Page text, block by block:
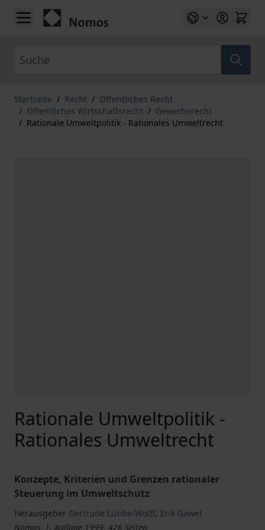
Zum Inhalt springen
Startseite / Recht / Öffentliches Recht
/ Öffentliches Wirtschaftsrecht / Gewerberecht
/ Rationale Umweltpolitik - Rationales Umweltrecht
Rationale Umweltpolitik -
Rationales Umweltrecht
Konzepte, Kriterien und Grenzen rationaler
Steuerung im Umweltschutz
Herausgeber Gertrude Lübbe-Wolff, Erik Gawel
Nomos, 1. Auflage 1999, 426 Seiten